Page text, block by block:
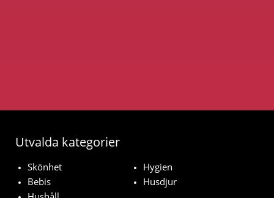
Utvalda kategorier
Skönhet
Hygien
Bebis
Husdjur